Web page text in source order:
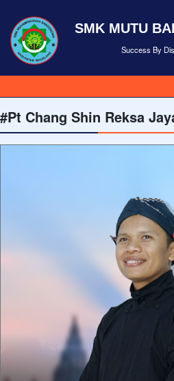
SMK MUTU
Success By
#Pt Chang Shin Reksa